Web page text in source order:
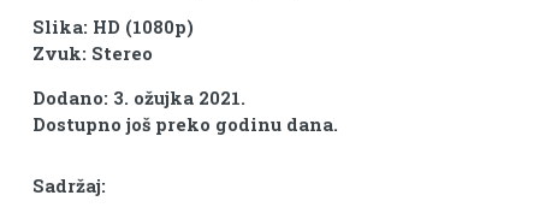
Slika: HD (1080p)
Zvuk: Stereo
Dodano: 3. ožujka 2021.
Dostupno još preko godinu dana.
Sadržaj: